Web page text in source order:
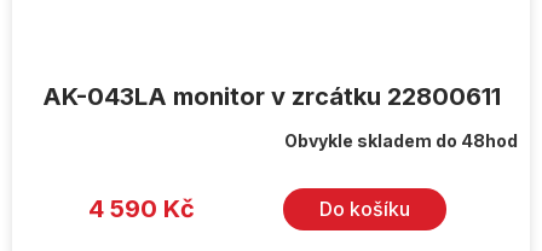
AK-043LA monitor v zrcátku 22800611
Obvykle skladem do 48hod
4 590 Kč Do košíku